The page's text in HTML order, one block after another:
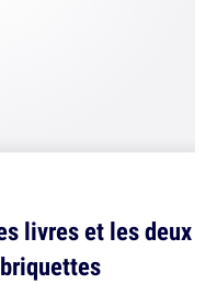
livres et les deux